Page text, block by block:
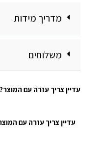
מדריך מידות
משלוחים
עדיין צריך עזרה עם
עדיין צריך עזרה עם